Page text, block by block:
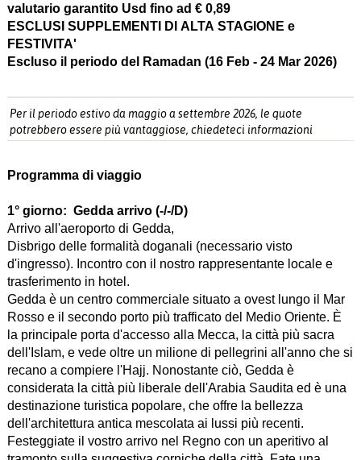
valutario garantito Usd fino ad € 0,89
ESCLUSI SUPPLEMENTI DI ALTA STAGIONE e
FESTIVITA'
Escluso il periodo del Ramadan (16 Feb - 24 Mar 2026)
Per il periodo estivo da maggio a settembre 2026, le quote
potrebbero essere più vantaggiose, chiedeteci informazioni
Programma di viaggio
1° giorno: Gedda arrivo (-/-/D)
Arrivo all'aeroporto di Gedda,
Disbrigo delle formalità doganali (necessario visto
d'ingresso). Incontro con il nostro rappresentante locale e
trasferimento in hotel.
Gedda è un centro commerciale situato a ovest lungo il Mar
Rosso e il secondo porto più trafficato del Medio Oriente. È
la principale porta d'accesso alla Mecca, la città più sacra
dell'Islam, e vede oltre un milione di pellegrini all'anno che si
recano a compiere l'Hajj. Nonostante ciò, Gedda è
considerata la città più liberale dell'Arabia Saudita ed è una
destinazione turistica popolare, che offre la bellezza
dell'architettura antica mescolata ai lussi più recenti.
Festeggiate il vostro arrivo nel Regno con un aperitivo al